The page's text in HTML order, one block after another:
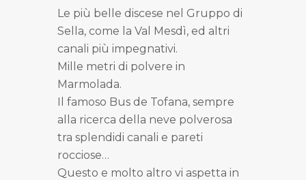
Le più belle discese nel Gruppo di
Sella, come la Val Mesdì, ed altri
canali più impegnativi.
Mille metri di polvere in
Marmolada.
Il famoso Bus de Tofana, sempre
alla ricerca della neve polverosa
tra splendidi canali e pareti
rocciose…
Questo e molto altro vi aspetta in